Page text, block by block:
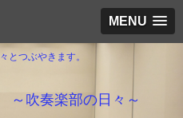
MENU
とつぶやきます。
吹奏楽部の日々～